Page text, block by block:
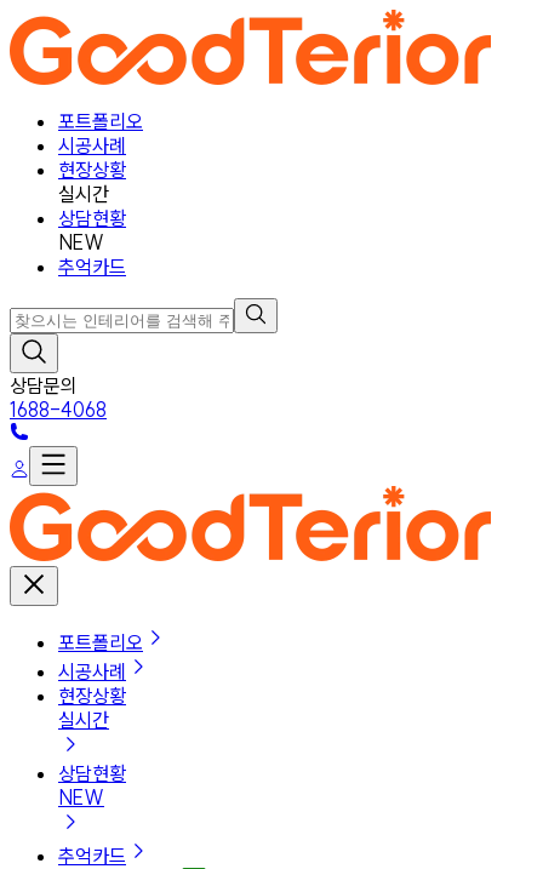
포트폴리오
시공사례
현장상황
실시간
상담현황
NEW
추억카드
상담문의
1688-4068
포트폴리오
시공사례
현장상황
실시간
상담현황
NEW
추억카드